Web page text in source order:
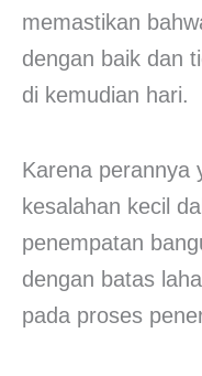
memastikan
dengan baik dan
di kemudian hari.
Karena perannya
kesalahan kecil
penempatan
dengan batas
pada proses